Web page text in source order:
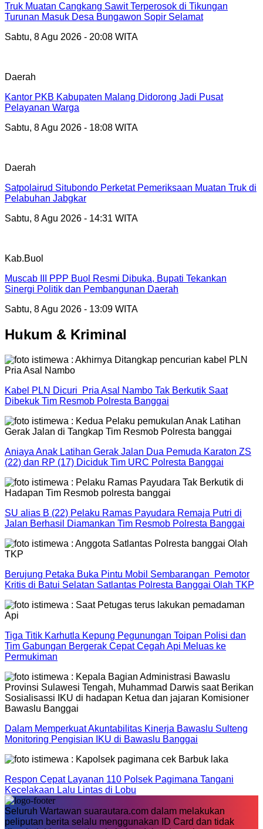
Truk Muatan Cangkang Sawit Terperosok di Tikungan
Turunan Masuk Desa Bungawon Sopir Selamat
Sabtu, 8 Agu 2026 - 20:08 WITA
Daerah
Kantor PKB Kabupaten Malang Didorong Jadi Pusat
Pelayanan Warga
Sabtu, 8 Agu 2026 - 18:08 WITA
Daerah
Satpolairud Situbondo Perketat Pemeriksaan Muatan Truk di
Pelabuhan Jabgkar
Sabtu, 8 Agu 2026 - 14:31 WITA
Kab.Buol
Muscab III PPP Buol Resmi Dibuka, Bupati Tekankan
Sinergi Politik dan Pembangunan Daerah
Sabtu, 8 Agu 2026 - 13:09 WITA
Hukum & Kriminal
Kabel PLN Dicuri Pria Asal Nambo Tak Berkutik Saat
Dibekuk Tim Resmob Polresta Banggai
Aniaya Anak Latihan Gerak Jalan Dua Pemuda Karaton ZS
(22) dan RP (17) Diciduk Tim URC Polresta Banggai
SU alias B (22) Pelaku Ramas Payudara Remaja Putri di
Jalan Berhasil Diamankan Tim Resmob Polresta Banggai
Berujung Petaka Buka Pintu Mobil Sembarangan Pemotor
Kritis di Batui Selatan Satlantas Polresta Banggai Olah TKP
Tiga Titik Karhutla Kepung Pegunungan Toipan Polisi dan
Tim Gabungan Bergerak Cepat Cegah Api Meluas ke
Permukiman
Dalam Memperkuat Akuntabilitas Kinerja Bawaslu Sulteng
Monitoring Pengisian IKU di Bawaslu Banggai
Respon Cepat Layanan 110 Polsek Pagimana Tangani
Kecelakaan Lalu Lintas di Lobu
Seluruh Wartawan suarautara.com dalam melakukan
peliputan berita selalu menggunakan ID Card dan tidak